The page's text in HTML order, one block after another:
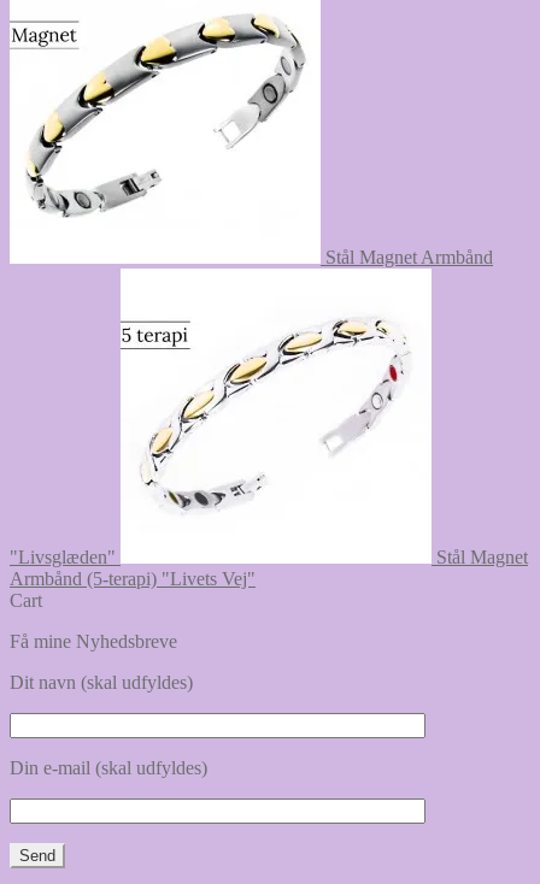
Stål Magnet Armbånd
"Livsglæden"
Stål Magnet
Armbånd (5-terapi) "Livets Vej"
Cart
Få mine Nyhedsbreve
Dit navn (skal udfyldes)
Din e-mail (skal udfyldes)